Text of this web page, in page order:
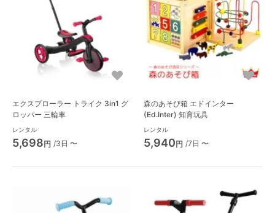
エクスプローラー トライク 3in1 グ
ロッパー 三輪車
レンタル
5,698円 /3日 〜
森のあそび箱 エドインター
(Ed.Inter) 知育玩具
レンタル
5,940円 /7日 〜